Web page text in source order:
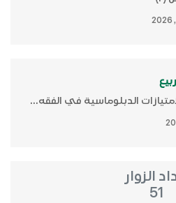
الدبلوماسية في الفقه...
الزوار
51